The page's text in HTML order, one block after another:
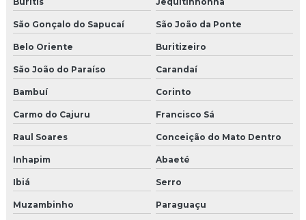
São Gonçalo do Sapucaí São João da Ponte
Belo Oriente Buritizeiro
São João do Paraíso Carandaí
Bambuí Corinto
Carmo do Cajuru Francisco Sá
Raul Soares Conceição do Mato Dentro
Inhapim Abaeté
Ibiá Serro
Muzambinho Paraguaçu